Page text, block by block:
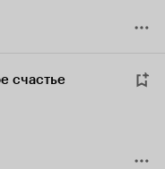
счастье